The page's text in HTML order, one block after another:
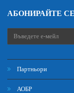
АБОНИРАЙТЕ
Партньори
АОБР